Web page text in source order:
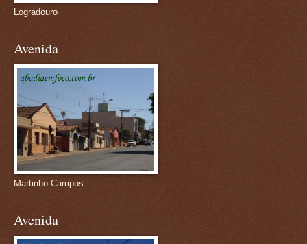
Logradouro
Avenida
Martinho Campos
Avenida